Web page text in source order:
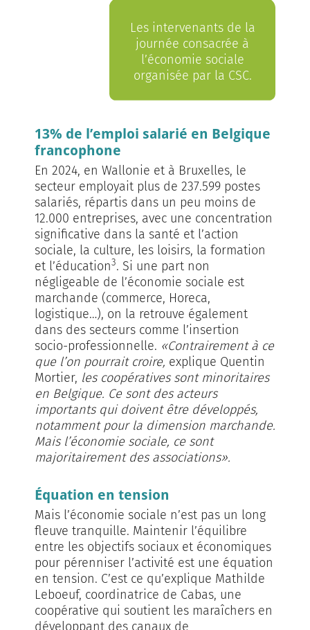
Les intervenants de la
journée consacrée à
l’économie sociale
organisée par la CSC.
13% de l’emploi salarié en Belgique
francophone
En 2024, en Wallonie et à Bruxelles, le
secteur employait plus de 237.599 postes
salariés, répartis dans un peu moins de
12.000 entreprises, avec une concentration
significative dans la santé et l’action
sociale, la culture, les loisirs, la formation
et l’éducation3. Si une part non
négligeable de l’économie sociale est
marchande (commerce, Horeca,
logistique…), on la retrouve également
dans des secteurs comme l’insertion
socio-professionnelle. «Con­trairement à ce
que l’on pourrait croire, explique Quentin
Mortier, les coopératives sont minoritaires
en Belgique. Ce sont des acteurs
importants qui doivent être développés,
notamment pour la dimension marchan­de.
Mais l’économie sociale, ce sont
majoritairement des associations».
Équation en tension
Mais l’économie sociale n’est pas un long
fleuve tranquille. Maintenir l’équilibre
entre les objectifs sociaux et économiques
pour pérenniser l’activité est une équation
en tension. C’est ce qu’explique Mathilde
Leboeuf, coordinatrice de Cabas, une
coopérative qui soutient les maraîchers en
développant des canaux de